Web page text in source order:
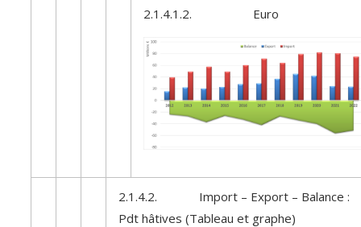
2.1.4.1.2. Euro
2.1.4.2. Import – Export – Balance :
Pdt hâtives (Tableau et graphe)